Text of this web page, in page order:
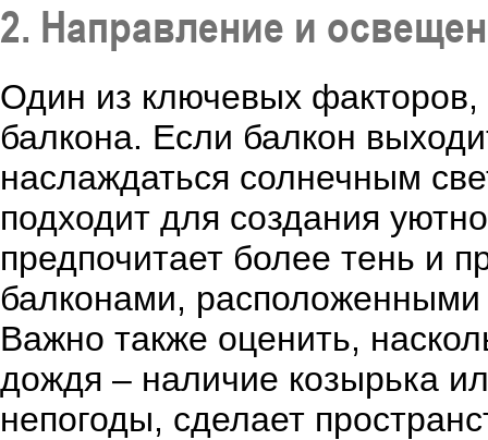
2. Направление и
Один из ключевых
балкона. Если балкон
наслаждаться солнечным
подходит для создания
предпочитает более тень и
балконами,
Важно также оценить,
дождя – наличие козырька
непогоды, сделает